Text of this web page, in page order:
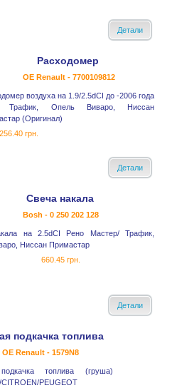
Детали
Расходомер
OE Renault - 7700109812
воздуха на 1.9/2.5dCI до -2006 года
Трафик, Опель Виваро, Ниссан
(Оригинал)
грн.
Детали
Свеча накала
Bosh - 0 250 202 128
на 2.5dCI Рено Mастер/ Трафик,
Ниссан Примастар
660.45 грн.
Детали
подкачка топлива
OE Renault - 1579N8
топлива (груша)
CITROEN/PEUGEOT